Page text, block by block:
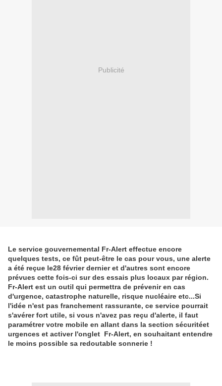
Publicité
Le service gouvernemental Fr-Alert effectue encore
quelques tests, ce fût peut-être le cas pour vous, une alerte
a été reçue le28 février dernier et d'autres sont encore
prévues cette fois-ci sur des essais plus locaux par région.
Fr-Alert est un outil qui permettra de prévenir en cas
d'urgence, catastrophe naturelle, risque nucléaire etc...Si
l'idée n'est pas franchement rassurante, ce service pourrait
s'avérer fort utile, si vous n'avez pas reçu d'alerte, il faut
paramétrer votre mobile en allant dans la section sécuritéet
urgences et activer l'onglet Fr-Alert, en souhaitant entendre
le moins possible sa redoutable sonnerie !